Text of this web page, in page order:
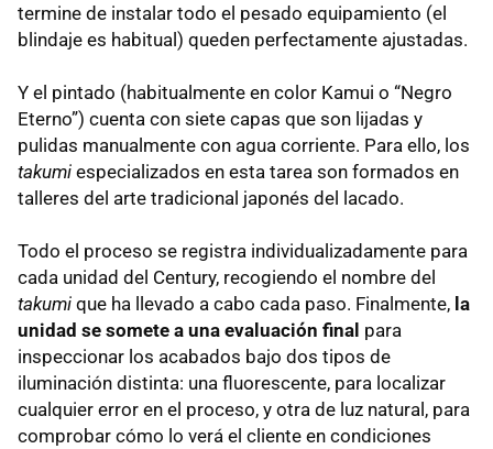
termine de instalar todo el pesado equipamiento (el
blindaje es habitual) queden perfectamente ajustadas.
Y el pintado (habitualmente en color Kamui o “Negro
Eterno”) cuenta con siete capas que son lijadas y
pulidas manualmente con agua corriente. Para ello, los
takumi especializados en esta tarea son formados en
talleres del arte tradicional japonés del lacado.
Todo el proceso se registra individualizadamente para
cada unidad del Century, recogiendo el nombre del
takumi que ha llevado a cabo cada paso. Finalmente, la
unidad se somete a una evaluación final para
inspeccionar los acabados bajo dos tipos de
iluminación distinta: una fluorescente, para localizar
cualquier error en el proceso, y otra de luz natural, para
comprobar cómo lo verá el cliente en condiciones